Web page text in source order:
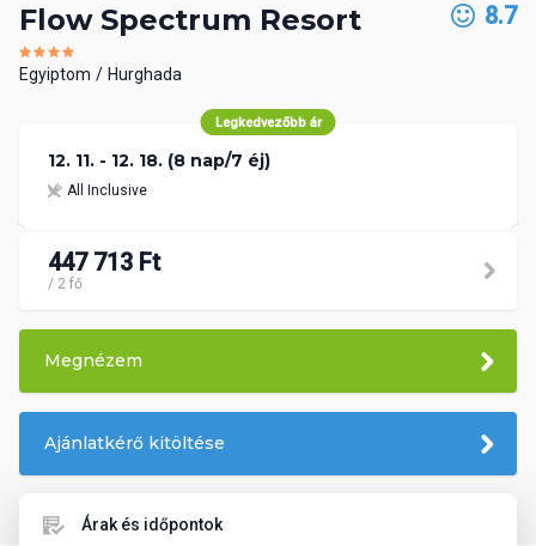
Flow Spectrum Resort
Egyiptom Hurghada
8.7
Legkedvezőbb ár
12. 11. - 12. 18. (8 nap/7 éj)
All Inclusive
447 713 Ft
/ 2 fő
Megnézem
Ajánlatkérő kitöltése
Árak és időpontok